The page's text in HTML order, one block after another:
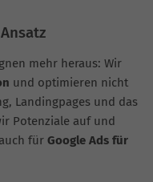
mehr heraus: Wir
und optimieren nicht
Landingpages und das
Potenziale auf und
für Google Ads für